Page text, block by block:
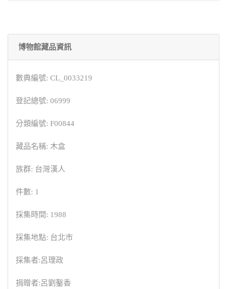
博物館藏品資訊
數典編號: CL_0033219
登記總號: 06999
分類編號: F00844
藏品名稱: 木盒
族群: 台灣漢人
件數: 1
採集時間: 1988
採集地點: 台北市
採集者:呂理政
捐贈者:呂劉鑿香